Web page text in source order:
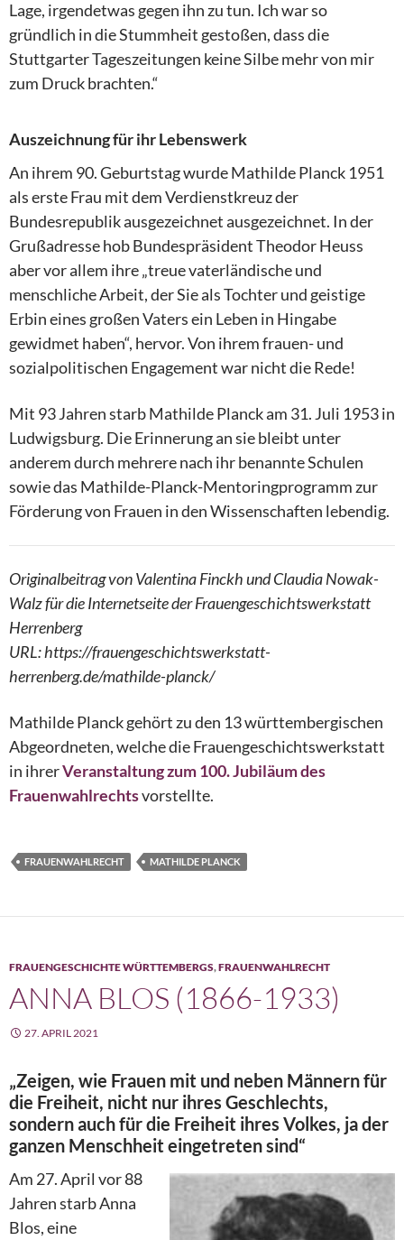
Lage, irgendetwas gegen ihn zu tun. Ich war so
gründlich in die Stummheit gestoßen, dass die
Stuttgarter Tageszeitungen keine Silbe mehr von mir
zum Druck brachten.“
Auszeichnung für ihr Lebenswerk
An ihrem 90. Geburtstag wurde Mathilde Planck 1951
als erste Frau mit dem Verdienstkreuz der
Bundesrepublik ausgezeichnet ausgezeichnet. In der
Grußadresse hob Bundespräsident Theodor Heuss
aber vor allem ihre „treue vaterländische und
menschliche Arbeit, der Sie als Tochter und geistige
Erbin eines großen Vaters ein Leben in Hingabe
gewidmet haben“, hervor. Von ihrem frauen- und
sozialpolitischen Engagement war nicht die Rede!
Mit 93 Jahren starb Mathilde Planck am 31. Juli 1953 in
Ludwigsburg. Die Erinnerung an sie bleibt unter
anderem durch mehrere nach ihr benannte Schulen
sowie das Mathilde-Planck-Mentoringprogramm zur
Förderung von Frauen in den Wissenschaften lebendig.
Originalbeitrag von Valentina Finckh und Claudia Nowak-
Walz für die Internetseite der Frauengeschichtswerkstatt
Herrenberg
URL: https://frauengeschichtswerkstatt-
herrenberg.de/mathilde-planck/
Mathilde Planck gehört zu den 13 württembergischen
Abgeordneten, welche die Frauengeschichtswerkstatt
in ihrerVeranstaltung zum 100. Jubiläum des
Frauenwahlrechtsvorstellte.
FRAUENWAHLRECHT MATHILDE PLANCK
FRAUENGESCHICHTE WÜRTTEMBERGS,FRAUENWAHLRECHT
ANNA BLOS (1866-1933)
27. APRIL 2021
„Zeigen, wie Frauen mit und neben Männern für
die Freiheit, nicht nur ihres Geschlechts,
sondern auch für die Freiheit ihres Volkes, ja der
ganzen Menschheit eingetreten sind“
Am 27. April vor 88
Jahren starb Anna
Blos, eine